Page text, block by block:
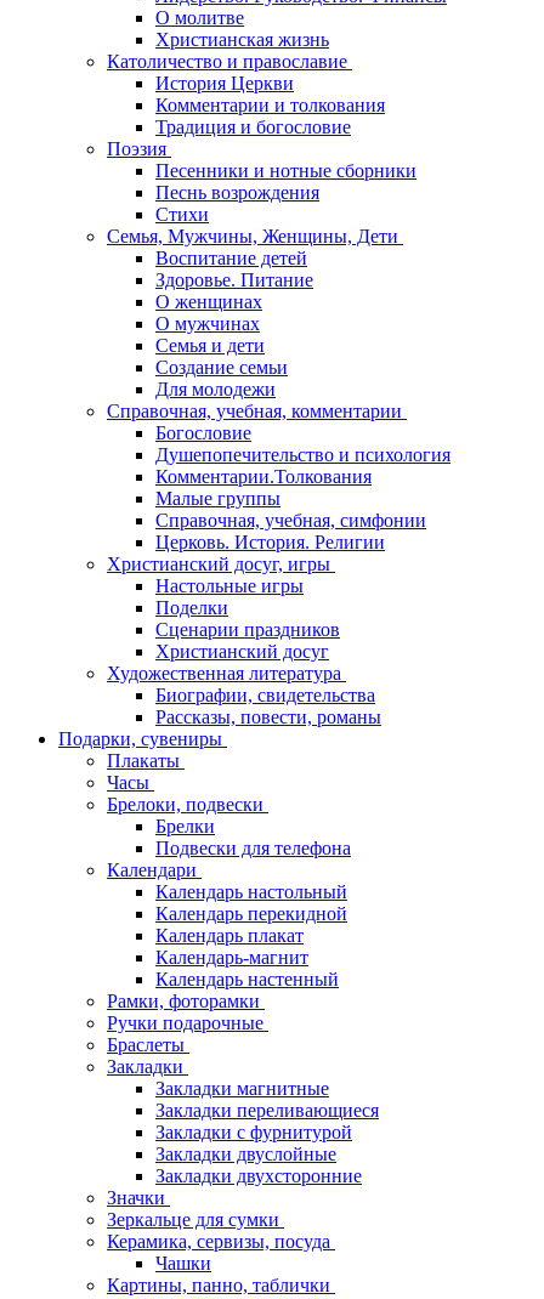
О молитве
Христианская жизнь
Католичество и православие
История Церкви
Комментарии и толкования
Традиция и богословие
Поэзия
Песенники и нотные сборники
Песнь возрождения
Стихи
Семья, Мужчины, Женщины, Дети
Воспитание детей
Здоровье. Питание
О женщинах
О мужчинах
Семья и дети
Создание семьи
Для молодежи
Справочная, учебная, комментарии
Богословие
Душепопечительство и психология
Комментарии.Толкования
Малые группы
Справочная, учебная, симфонии
Церковь. История. Религии
Христианский досуг, игры
Настольные игры
Поделки
Сценарии праздников
Христианский досуг
Художественная литература
Биографии, свидетельства
Рассказы, повести, романы
Подарки, сувениры
Плакаты
Часы
Брелоки, подвески
Брелки
Подвески для телефона
Календари
Календарь настольный
Календарь перекидной
Календарь плакат
Календарь-магнит
Календарь настенный
Рамки, фоторамки
Ручки подарочные
Браслеты
Закладки
Закладки магнитные
Закладки переливающиеся
Закладки с фурнитурой
Закладки двуслойные
Закладки двухсторонние
Значки
Зеркальце для сумки
Керамика, сервизы, посуда
Чашки
Картины, панно, таблички